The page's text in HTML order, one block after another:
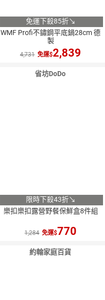
免運下殺85折↘
WMF Profi不鏽鋼平底鍋28cm 德
製
4,731 免運 2,839
省坊DoDo
限時下殺43折↘
樂扣樂扣露營野餐保鮮盒8件組
1,284 免運 770
約翰家庭百貨